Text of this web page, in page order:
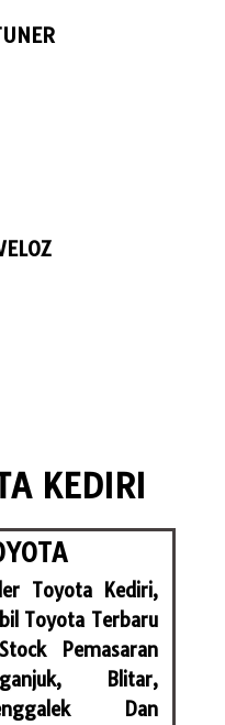
KEDIRI
Toyota Kediri,
Toyota Terbaru
Pemasaran
Blitar,
Dan